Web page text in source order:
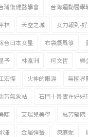
灣復健醫學會 台灣運動醫學
林 天空之城 女力報到-
台日本女星 布袋戲風箏
予 林瀛洲 柯文哲 樂
宏傑 火神的眼淚 無國界
芳氣象站 石門十景實在好好
睫 艾瑞兒美學 萬芳醫院
澤 金屬彈簧 陳庭妮